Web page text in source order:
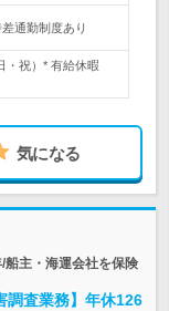
通勤制度あり
・祝）* 有給休暇
気になる
船主・海運会社を保険
調査業務】年休126